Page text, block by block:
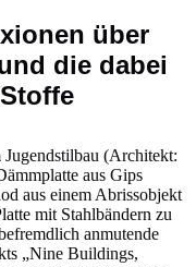
über
die dabei
Jugendstilbau (Architekt:
aus Gips
aus einem Abrissobjekt
mit Stahlbändern zu
anmutende
„Nine Buildings,